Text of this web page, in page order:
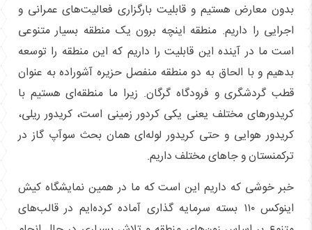
بدون معارض هستیم و قابلیت بارگزاری فعالیت‌های عمرانی و
اجرایی را داریم. منطقه اینچه برون یک منطقه بسیار متنوعی
است ما در آینده این قابلیت را داریم که این منطقه را توسعه
بدهیم و با الحاق به دو منطقه منفصل حزیره آشوراده به عنوان
قطب گردشگری و فرودگاه گرگان. زیرا ما منطقه‌ای هستیم با
کریدور‌های مختلف یعنی یکی کردور زمینی است، کریدور ریلی،
کریدور هوایی و حتی کریدور لوله‌ای همان بحث سوآپ گاز در
ترکمنستان و جا‌های مختلف داریم.
خبر خوشی که داریم این است که ما در همین نمایشگاه کیش
اینوکس ۱۱۰ بسته سرمایه گذاری آماده کرده‌ایم در قالب‌های